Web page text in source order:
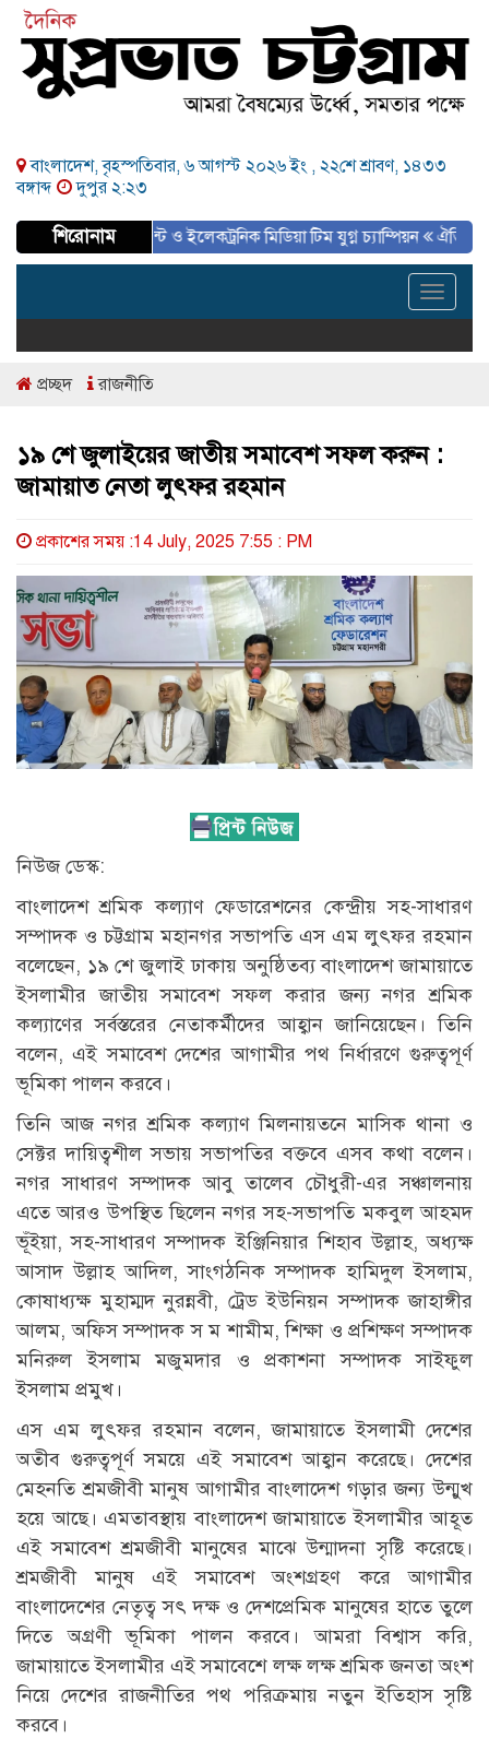
বাংলাদেশ, বৃহস্পতিবার, ৬ আগস্ট ২০২৬ ইং , ২২শে শ্রাবণ, ১৪৩৩
বঙ্গাব্দ
দুপুর ২:২৩
শিরোনাম
সমাপ্ত, প্রিন্ট ও ইলেকট্রনিক মিডিয়া টিম যুগ্ন চ্যাম্পিয়ন ঐতিহাসিক ৫ই
Toggle
প্রচ্ছদ রাজনীতি
১৯ শে জুলাইয়ের জাতীয় সমাবেশ সফল করুন :
জামায়াত নেতা লুৎফর রহমান
প্রকাশের সময় :14 July, 2025 7:55 : PM
নিউজ ডেস্ক:
বাংলাদেশ শ্রমিক কল্যাণ ফেডারেশনের কেন্দ্রীয় সহ-সাধারণ
সম্পাদক ও চট্টগ্রাম মহানগর সভাপতি এস এম লুৎফর রহমান
বলেছেন, ১৯ শে জুলাই ঢাকায় অনুষ্ঠিতব্য বাংলাদেশ জামায়াতে
ইসলামীর জাতীয় সমাবেশ সফল করার জন্য নগর শ্রমিক
কল্যাণের সর্বস্তরের নেতাকর্মীদের আহ্বান জানিয়েছেন। তিনি
বলেন, এই সমাবেশ দেশের আগামীর পথ নির্ধারণে গুরুত্বপূর্ণ
ভূমিকা পালন করবে।
তিনি আজ নগর শ্রমিক কল্যাণ মিলনায়তনে মাসিক থানা ও
সেক্টর দায়িত্বশীল সভায় সভাপতির বক্তবে এসব কথা বলেন।
নগর সাধারণ সম্পাদক আবু তালেব চৌধুরী-এর সঞ্চালনায়
এতে আরও উপস্থিত ছিলেন নগর সহ-সভাপতি মকবুল আহমদ
ভূঁইয়া, সহ-সাধারণ সম্পাদক ইঞ্জিনিয়ার শিহাব উল্লাহ, অধ্যক্ষ
আসাদ উল্লাহ আদিল, সাংগঠনিক সম্পাদক হামিদুল ইসলাম,
কোষাধ্যক্ষ মুহাম্মদ নুরন্নবী, ট্রেড ইউনিয়ন সম্পাদক জাহাঙ্গীর
আলম, অফিস সম্পাদক স ম শামীম, শিক্ষা ও প্রশিক্ষণ সম্পাদক
মনিরুল ইসলাম মজুমদার ও প্রকাশনা সম্পাদক সাইফুল
ইসলাম প্রমুখ।
এস এম লুৎফর রহমান বলেন, জামায়াতে ইসলামী দেশের
অতীব গুরুত্বপূর্ণ সময়ে এই সমাবেশ আহ্বান করেছে। দেশের
মেহনতি শ্রমজীবী মানুষ আগামীর বাংলাদেশ গড়ার জন্য উন্মুখ
হয়ে আছে। এমতাবস্থায় বাংলাদেশ জামায়াতে ইসলামীর আহূত
এই সমাবেশ শ্রমজীবী মানুষের মাঝে উন্মাদনা সৃষ্টি করেছে।
শ্রমজীবী মানুষ এই সমাবেশ অংশগ্রহণ করে আগামীর
বাংলাদেশের নেতৃত্ব সৎ দক্ষ ও দেশপ্রেমিক মানুষের হাতে তুলে
দিতে অগ্রণী ভূমিকা পালন করবে। আমরা বিশ্বাস করি,
জামায়াতে ইসলামীর এই সমাবেশে লক্ষ লক্ষ শ্রমিক জনতা অংশ
নিয়ে দেশের রাজনীতির পথ পরিক্রমায় নতুন ইতিহাস সৃষ্টি
করবে।